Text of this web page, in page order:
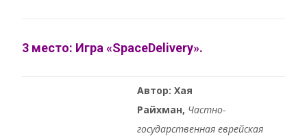
3 место: Игра «SpaceDelivery».
Автор: Хая
Райхман, Частно-
государственная еврейская